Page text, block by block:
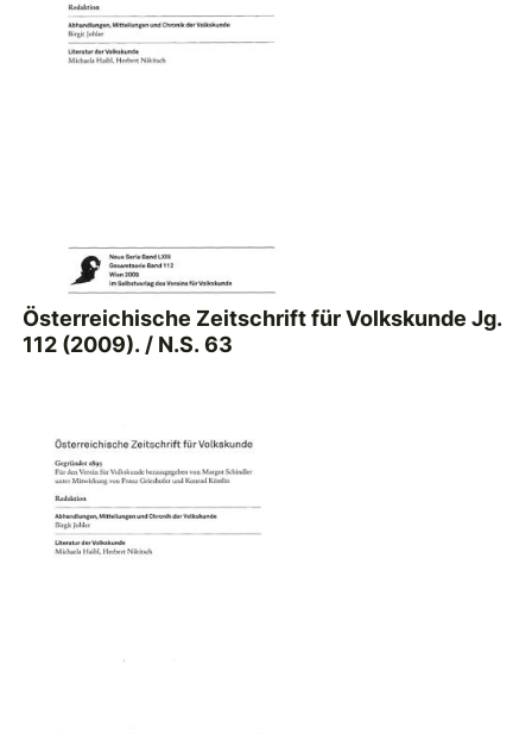
Österreichische Zeitschrift für Volkskunde Jg.
112 (2009). / N.S. 63